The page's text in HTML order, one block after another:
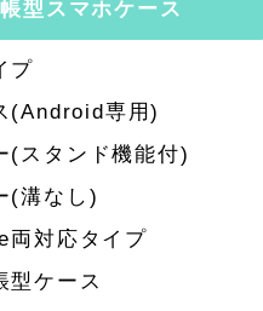
型スマホケース
プ
(Android専用)
(スタンド機能付)
(溝なし)
対応タイプ
型ケース